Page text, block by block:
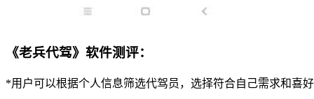
《老兵代驾》软件测评：
*用户可以根据个人信息筛选代驾员，选择符合自己需求和喜好